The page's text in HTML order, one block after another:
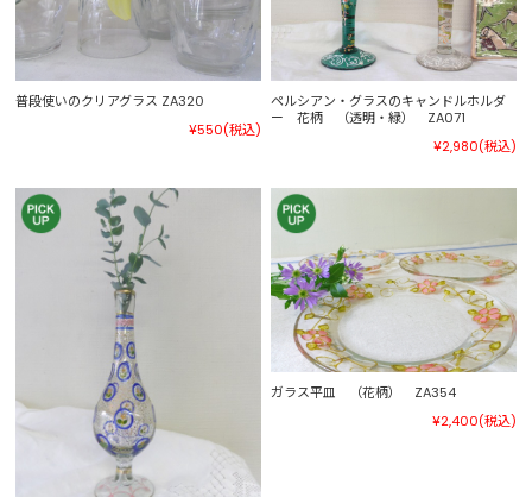
普段使いのクリアグラス ZA320
¥550(税込)
ペルシアン・グラスのキャンドルホルダ
ー 花柄 （透明・緑） ZA071
¥2,980(税込)
ガラス平皿 （花柄） ZA354
¥2,400(税込)